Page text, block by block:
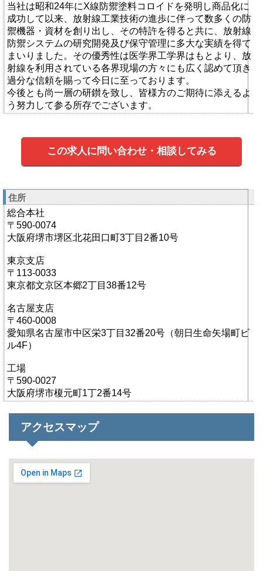
当社は昭和24年にX線防禦塗料コロイドを発明し商品化に
成功して以来、放射線工業技術の進歩に伴って数多くの防
禦機器・資材を創り出し、その特許を得ると共に、放射線
防禦システムの研究開発及び保守管理に多大な実績を得て
まいりました。その優秀性は医学界工学界はもとより、放
射線を利用されている各界現場の方々にも広く認めて頂き
過分な信頼を賜って今日に至っております。
今後とも尚一層の研鑚を致し、皆様方のご期待に添えるよ
う努力して参る所存でございます。
この求人に問い合わせ・相談してみる
住所
総合本社
〒590-0074
大阪府堺市堺区北花田口町3丁目2番10号
東京支店
〒113-0033
東京都文京区本郷2丁目38番12号
名古屋支店
〒460-0008
愛知県名古屋市中区栄3丁目32番20号（朝日生命矢場町ビ
ル4F）
工場
〒590-0027
大阪府堺市榎元町1丁2番14号
アクセスマップ